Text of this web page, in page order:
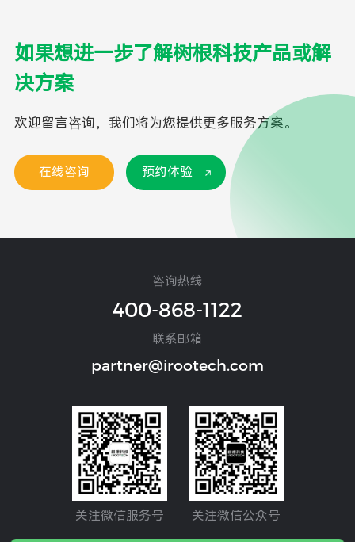
如果想进一步了解树根科技产品或解
决方案
欢迎留言咨询，我们将为您提供更多服务方案。
在线咨询 预约体验
咨询热线
400-868-1122
联系邮箱
partner@irootech.com
关注微信服务号 关注微信公众号